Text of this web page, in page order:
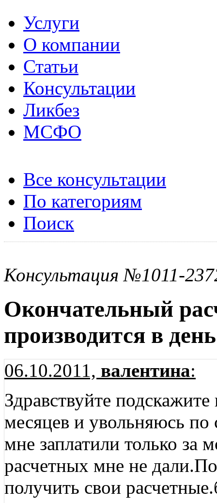
Услуги
О компании
Статьи
Консультации
Ликбез
МСФО
Все консультации
По категориям
Поиск
Консультация №1011-
Окончательный
производится в
06.10.2011, валентина:
Здравствуйте
месяцев и увольняюсь
мне заплатили только за
расчетных мне не
получить свои